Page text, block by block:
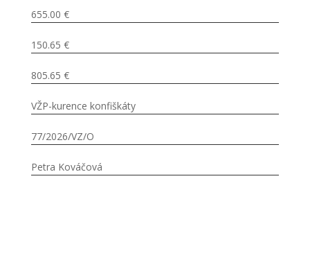
655.00 €
150.65 €
805.65 €
VŽP-kurence konfiškáty
77/2026/VZ/O
Petra Kováčová